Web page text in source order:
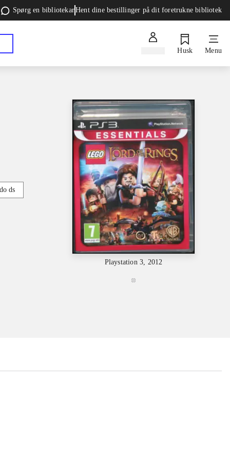
Spørg en bibliotekarHent dine bestillinger på dit foretrukne bibliotek
Husk Menu
Playstation 3, 2012
ds